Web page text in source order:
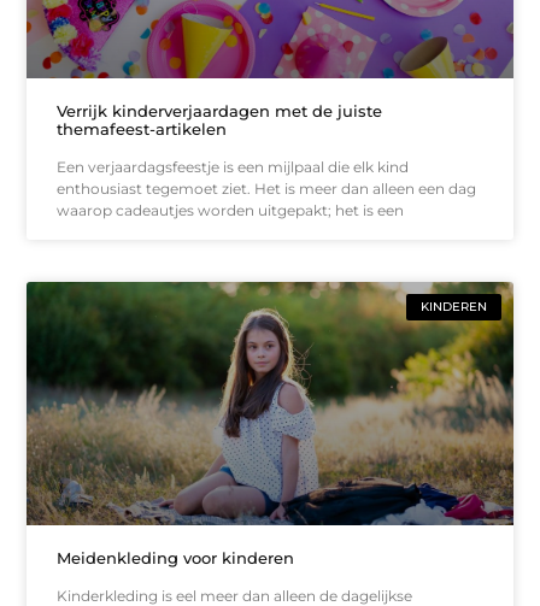
Verrijk kinderverjaardagen met de juiste
themafeest-artikelen
Een verjaardagsfeestje is een mijlpaal die elk kind
enthousiast tegemoet ziet. Het is meer dan alleen een dag
waarop cadeautjes worden uitgepakt; het is een
KINDEREN
Meidenkleding voor kinderen
Kinderkleding is eel meer dan alleen de dagelijkse